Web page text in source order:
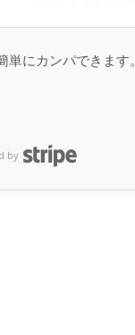
にカンパできます。
by